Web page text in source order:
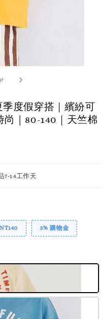
度假穿搭｜繽紛可
尚｜80-140｜天竺棉
7-14工作天
3% 購物金